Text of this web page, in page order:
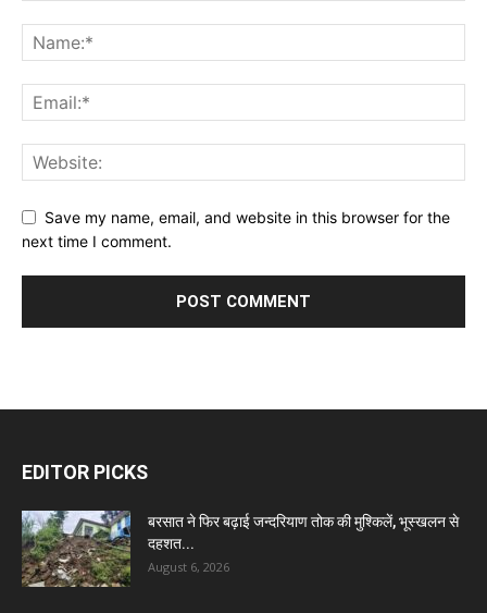
Save my name, email, and website in this browser for the
next time I comment.
EDITOR PICKS
बरसात ने फिर बढ़ाई जन्दरियाण तोक की मुश्किलें, भूस्खलन से
दहशत...
August 6, 2026